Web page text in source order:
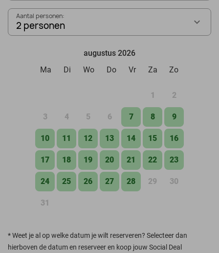
Aantal personen:
2 personen
augustus 2026
Ma
Di Wo Do Vr Za Zo
1 2
3 4 5 6 7 8 9
10 11 12 13 14 15 16
17 18 19 20 21 22 23
24 25 26 27 28 29 30
31
*Weet je al op welke datum je wilt reserveren? Selecteer dan
hierboven de datum en reserveer en koop jouw Social Deal